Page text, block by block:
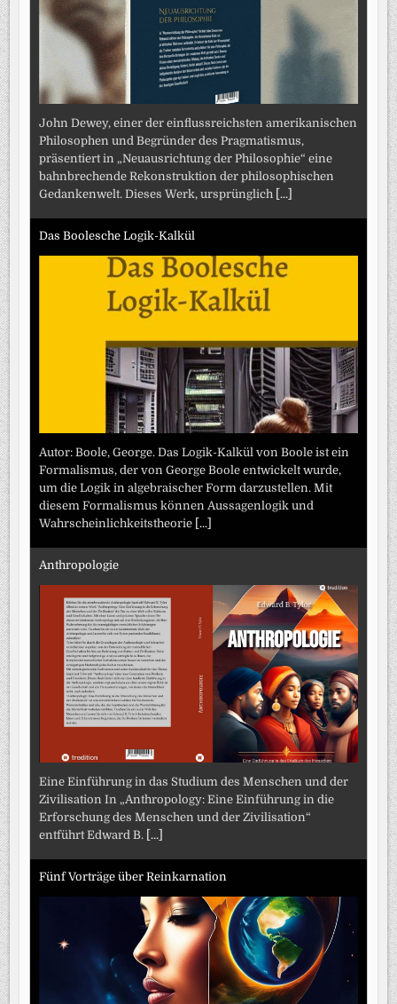
John Dewey, einer der einflussreichsten amerikanischen
Philosophen und Begründer des Pragmatismus,
präsentiert in „Neuausrichtung der Philosophie“ eine
bahnbrechende Rekonstruktion der philosophischen
Gedankenwelt. Dieses Werk, ursprünglich [...]
Das Boolesche Logik-Kalkül
Autor: Boole, George. Das Logik-Kalkül von Boole ist ein
Formalismus, der von George Boole entwickelt wurde,
um die Logik in algebraischer Form darzustellen. Mit
diesem Formalismus können Aussagenlogik und
Wahrscheinlichkeitstheorie [...]
Anthropologie
Eine Einführung in das Studium des Menschen und der
Zivilisation In „Anthropology: Eine Einführung in die
Erforschung des Menschen und der Zivilisation“
entführt Edward B. [...]
Fünf Vorträge über Reinkarnation